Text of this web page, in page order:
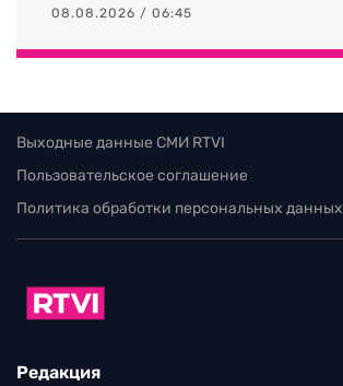
08.08.2026 / 06:45
Выходные данные СМИ RTVI
Пользовательское соглашение
Политика обработки персональных данных
Редакция